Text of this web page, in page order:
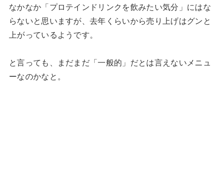
なかなか「プロテインドリンクを飲みたい気分」にはな
らないと思いますが、去年くらいから売り上げはグンと
上がっているようです。
と言っても、まだまだ「一般的」だとは言えないメニュ
ーなのかなと。